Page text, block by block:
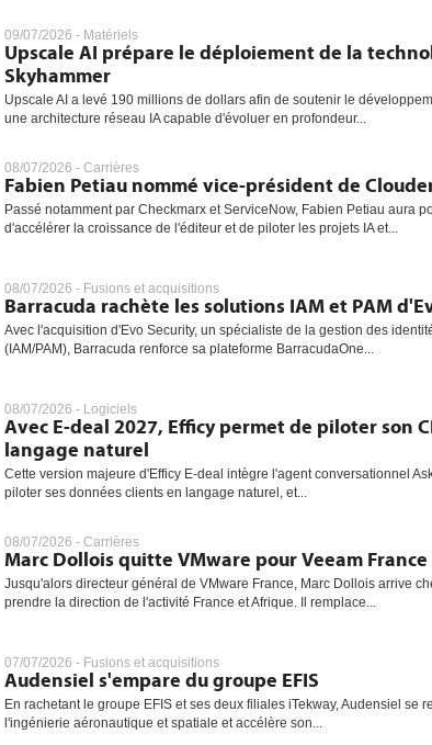
09/07/2026 - Matériels
Upscale AI prépare le déploiement de la
Skyhammer
Upscale AI a levé 190 millions de dollars afin de soutenir le
une architecture réseau IA capable d'évoluer en profondeur...
08/07/2026 - Carrières
Fabien Petiau nommé vice-président de
Passé notamment par Checkmarx et ServiceNow, Fabien Petiau aura
d'accélérer la croissance de l'éditeur et de piloter les projets IA et...
08/07/2026 - Fusions et acquisitions
Barracuda rachète les solutions IAM et PAM
Avec l'acquisition d'Evo Security, un spécialiste de la gestion des
(IAM/PAM), Barracuda renforce sa plateforme BarracudaOne...
08/07/2026 - Logiciels
Avec E-deal 2027, Efficy permet de piloter son
langage naturel
Cette version majeure d'Efficy E-deal intègre l'agent conversationnel
piloter ses données clients en langage naturel, et...
08/07/2026 - Carrières
Marc Dollois quitte VMware pour Veeam France
Jusqu'alors directeur général de VMware France, Marc Dollois arrive
prendre la direction de l'activité France et Afrique. Il remplace...
07/07/2026 - Fusions et acquisitions
Audensiel s'empare du groupe EFIS
En rachetant le groupe EFIS et ses deux filiales iTekway, Audensiel se
l'ingénierie aéronautique et spatiale et accélère son...